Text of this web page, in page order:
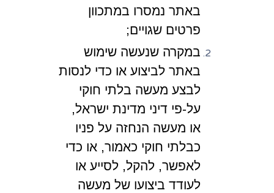
באתר נמסרו במתכוון
פרטים שגויים;
במקרה שנעשה שימוש
באתר לביצוע או כדי לנסות
לבצע מעשה בלתי חוקי
על-פי דיני מדינת ישראל,
או מעשה הנחזה על פניו
כבלתי חוקי כאמור, או כדי
לאפשר, להקל, לסייע או
לעודד ביצועו של מעשה